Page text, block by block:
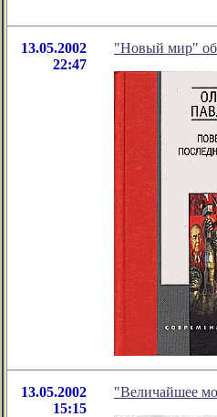
13.05.2002
22:47
"Новый мир" об
13.05.2002
15:15
"Величайшее